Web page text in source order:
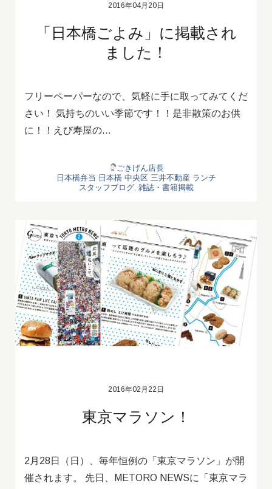
2016年04月20日
「日本橋ごよみ」に掲載され
ました！
フリーペーパーなので、気軽に手に取ってみてくだ
さい！ 気持ちのいい季節です！！是非散策のお供
に！！えび寿屋の…
ごきげん店長
日本橋弁当 日本橋 中央区 三井不動産 ランチ
スタッフブログ, 雑誌・書籍掲載
2016年02月22日
東京マラソン！
2月28日（日）、毎年恒例の「東京マラソン」が開
催されます。 先日、METORO NEWSに「東京マラ